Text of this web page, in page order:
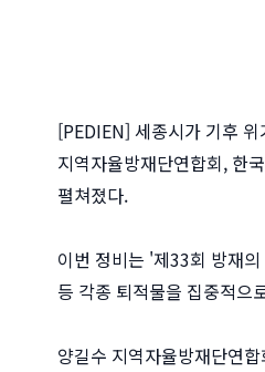
[PEDIEN] 세종시가 기후
지역자율방재단연합회, 한
펼쳐졌다.
이번 정비는 '제33회 방재
등 각종 퇴적물을 집중적으
양길수 지역자율방재단연